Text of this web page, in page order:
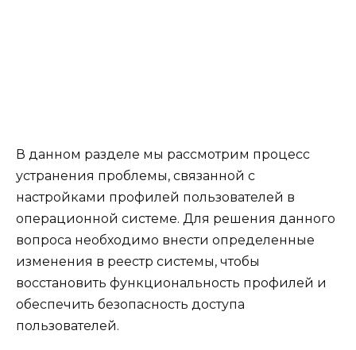
В данном разделе мы рассмотрим процесс
устранения проблемы, связанной с
настройками профилей пользователей в
операционной системе. Для решения данного
вопроса необходимо внести определенные
изменения в реестр системы, чтобы
восстановить функциональность профилей и
обеспечить безопасность доступа
пользователей.